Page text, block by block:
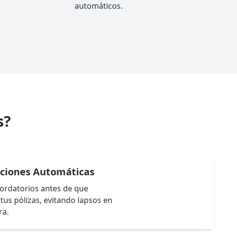
automáticos.
Automáticas
antes de que
pólizas, evitando lapsos en